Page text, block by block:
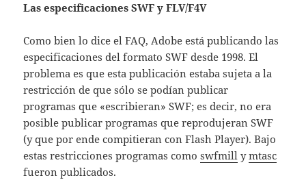
Las especificaciones SWF y FLV/F4V
Como bien lo dice el FAQ, Adobe está publicando las
especificaciones del formato SWF desde 1998. El
problema es que esta publicación estaba sujeta a la
restricción de que sólo se podían publicar
programas que «escribieran» SWF; es decir, no era
posible publicar programas que reprodujeran SWF
(y que por ende compitieran con Flash Player). Bajo
estas restricciones programas comoswfmill ymtasc
fueron publicados.